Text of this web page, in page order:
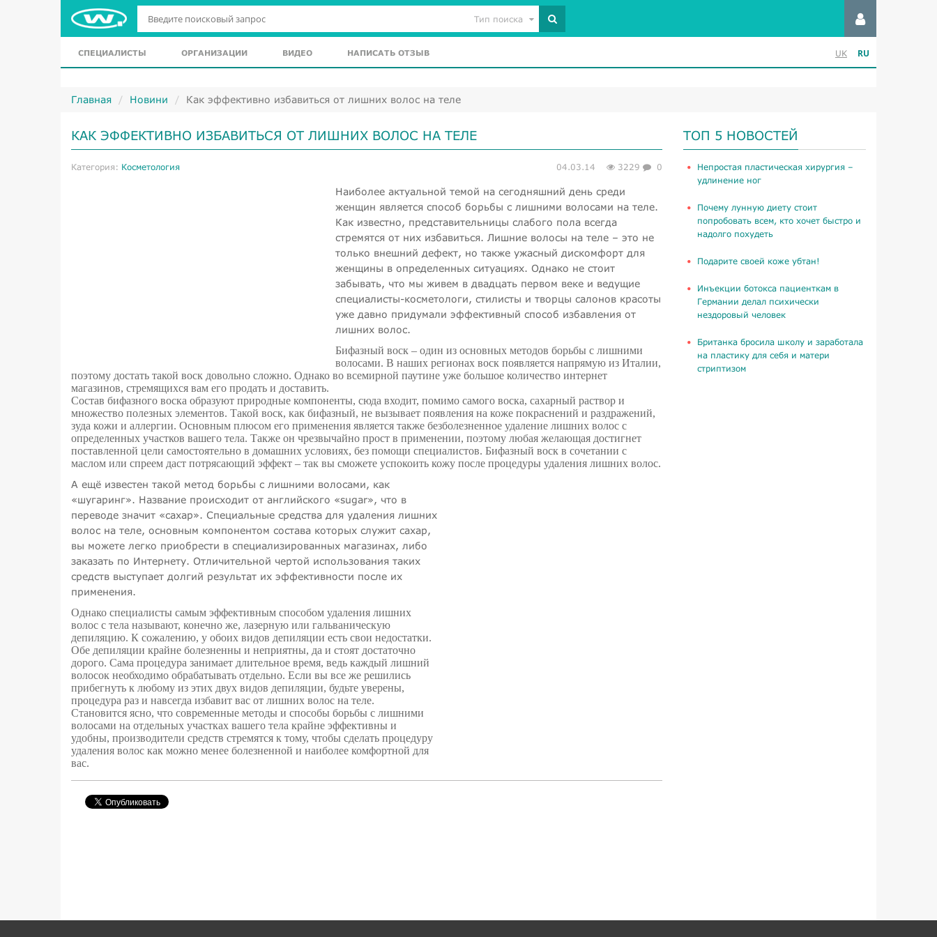
Тип поиска
СПЕЦИАЛИСТЫ ОРГАНИЗАЦИИ ВИДЕО НАПИСАТЬ ОТЗЫВ UK RU
Главная Новини Как эффективно избавиться от лишних волос на теле
КАК ЭФФЕКТИВНО ИЗБАВИТЬСЯ ОТ ЛИШНИХ ВОЛОС НА ТЕЛЕ
Категория: Косметология 04.03.14 3229 0
Наиболее актуальной темой на сегодняшний день среди
женщин является способ борьбы с лишними волосами на теле.
Как известно, представительницы слабого пола всегда
стремятся от них избавиться. Лишние волосы на теле – это не
только внешний дефект, но также ужасный дискомфорт для
женщины в определенных ситуациях. Однако не стоит
забывать, что мы живем в двадцать первом веке и ведущие
специалисты-косметологи, стилисты и творцы салонов красоты
уже давно придумали эффективный способ избавления от
лишних волос.
Бифазный воск – один из основных методов борьбы с лишними
волосами. В наших регионах воск появляется напрямую из Италии,
поэтому достать такой воск довольно сложно. Однако во всемирной паутине уже большое количество интернет
магазинов, стремящихся вам его продать и доставить.
Состав бифазного воска образуют природные компоненты, сюда входит, помимо самого воска, сахарный раствор и
множество полезных элементов. Такой воск, как бифазный, не вызывает появления на коже покраснений и раздражений,
зуда кожи и аллергии. Основным плюсом его применения является также безболезненное удаление лишних волос с
определенных участков вашего тела. Также он чрезвычайно прост в применении, поэтому любая желающая достигнет
поставленной цели самостоятельно в домашних условиях, без помощи специалистов. Бифазный воск в сочетании с
маслом или спреем даст потрясающий эффект – так вы сможете успокоить кожу после процедуры удаления лишних волос.
А ещё известен такой метод борьбы с лишними волосами, как
«шугаринг». Название происходит от английского «sugar», что в
переводе значит «сахар». Специальные средства для удаления лишних
волос на теле, основным компонентом состава которых служит сахар,
вы можете легко приобрести в специализированных магазинах, либо
заказать по Интернету. Отличительной чертой использования таких
средств выступает долгий результат их эффективности после их
применения.
Однако специалисты самым эффективным способом удаления лишних
волос с тела называют, конечно же, лазерную или гальваническую
депиляцию. К сожалению, у обоих видов депиляции есть свои недостатки.
Обе депиляции крайне болезненны и неприятны, да и стоят достаточно
дорого. Сама процедура занимает длительное время, ведь каждый лишний
волосок необходимо обрабатывать отдельно. Если вы все же решились
прибегнуть к любому из этих двух видов депиляции, будьте уверены,
процедура раз и навсегда избавит вас от лишних волос на теле.
Становится ясно, что современные методы и способы борьбы с лишними
волосами на отдельных участках вашего тела крайне эффективны и
удобны, производители средств стремятся к тому, чтобы сделать процедуру
удаления волос как можно менее болезненной и наиболее комфортной для
вас.
ТОП 5 НОВОСТЕЙ
​Непростая пластическая хирургия –
удлинение ног
Почему лунную диету стоит
попробовать всем, кто хочет быстро и
надолго похудеть
Подарите своей коже убтан!
Инъекции ботокса пациенткам в
Германии делал психически
нездоровый человек
Британка бросила школу и заработала
на пластику для себя и матери
стриптизом